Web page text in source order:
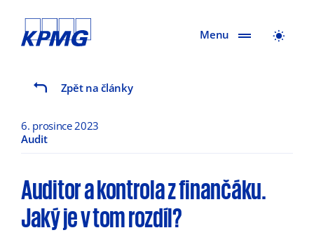
Menu
Zpět na články
6. prosince 2023
Audit
Auditor a kontrola z finančáku.
Jaký je v tom rozdíl?